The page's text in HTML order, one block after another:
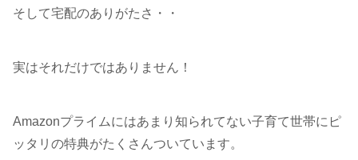
そして宅配のありがたさ・・
実はそれだけではありません！
Amazonプライムにはあまり知られてない子育て世帯にピ
ッタリの特典がたくさんついています。